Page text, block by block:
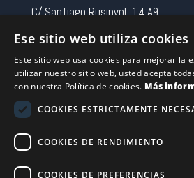
C/ Santiago Rusinyol, 14 A9
Spain
CONTACTO
Tel 0034 93 713 37 30
sermovil@sertronic.es
Acceso intranet para
Ese sitio web utiliza cookies
Este sitio web usa cookies para mejorar la
utilizar nuestro sitio web, usted acepta
con nuestra Política de cookies. Más
COOKIES ESTRICTAMENTE
COOKIES DE RENDIMIENTO
COOKIES DE PREFERENCIAS